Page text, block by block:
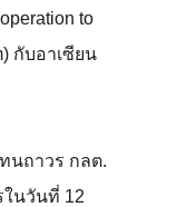
to
กับอาเซียน
นถาวร กลต.
ในวันที่ 12